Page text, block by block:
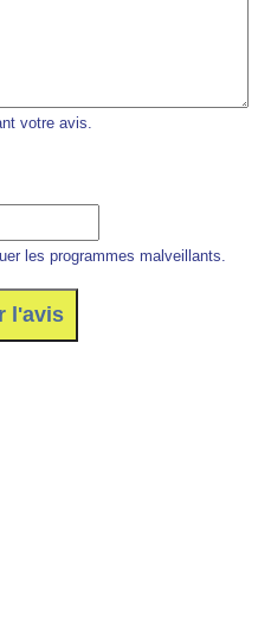
votre avis.
les programmes malveillants.